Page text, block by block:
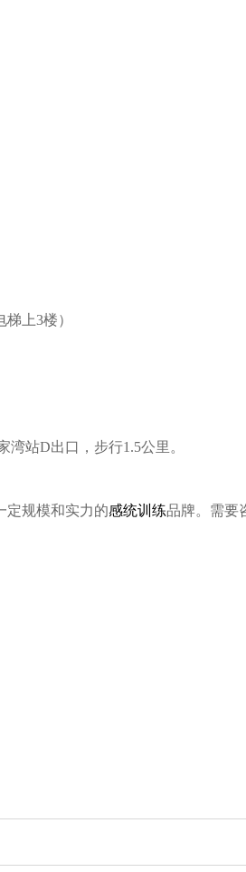
上3楼）
站D出口，步行1.5公里。
定规模和实力的感统训练品牌。需要